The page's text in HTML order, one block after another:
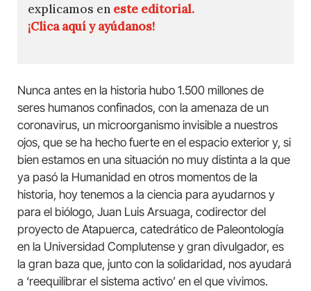
explicamos en este editorial.
¡Clica aquí y ayúdanos!
Nunca antes en la historia hubo 1.500 millones de
seres humanos confinados, con la amenaza de un
coronavirus, un microorganismo invisible a nuestros
ojos, que se ha hecho fuerte en el espacio exterior y, si
bien estamos en una situación no muy distinta a la que
ya pasó la Humanidad en otros momentos de la
historia, hoy tenemos a la ciencia para ayudarnos y
para el biólogo, Juan Luis Arsuaga, codirector del
proyecto de Atapuerca, catedrático de Paleontología
en la Universidad Complutense y gran divulgador, es
la gran baza que, junto con la solidaridad, nos ayudará
a ‘reequilibrar el sistema activo’ en el que vivimos.